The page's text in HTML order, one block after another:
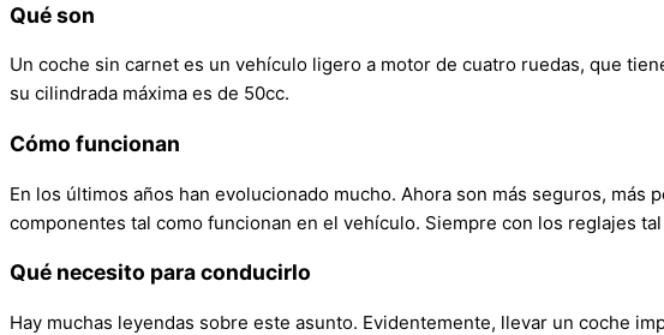
Qué son
Un coche sin carnet es un vehículo ligero a motor de cuatro ruedas, que
su cilindrada máxima es de 50cc.
Cómo funcionan
En los últimos años han evolucionado mucho. Ahora son más seguros, más
componentes tal como funcionan en el vehículo. Siempre con los reglajes
Qué necesito para conducirlo
Hay muchas leyendas sobre este asunto. Evidentemente, llevar un coche